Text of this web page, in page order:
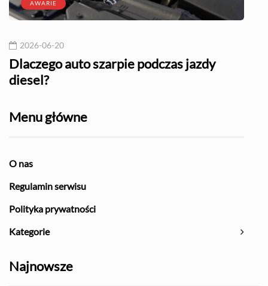
AWARIE
2026-06-20
Dlaczego auto szarpie podczas jazdy
diesel?
Menu główne
O nas
Regulamin serwisu
Polityka prywatności
Kategorie
Najnowsze